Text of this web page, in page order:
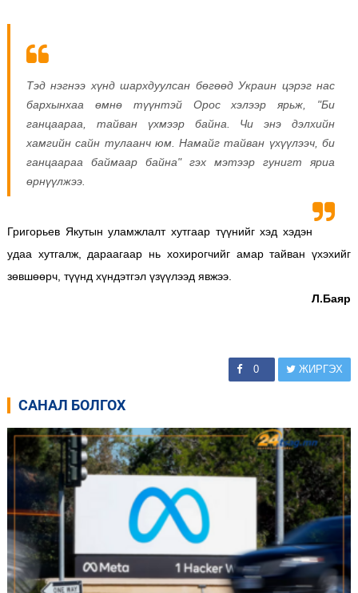
Тэд нэгнээ хүнд шархдуулсан бөгөөд Украин цэрэг нас
бархынхаа өмнө түүнтэй Орос хэлээр ярьж, "Би
ганцаараа, тайван үхмээр байна. Чи энэ дэлхийн
хамгийн сайн тулаанч юм. Намайг тайван үхүүлээч, би
ганцаараа баймаар байна" гэх мэтээр гунигт яриа
өрнүүлжээ.
Григорьев Якутын уламжлалт хутгаар түүнийг хэд хэдэн
удаа хутгалж, дараагаар нь хохирогчийг амар тайван үхэхийг
зөвшөөрч, түүнд хүндэтгэл үзүүлээд явжээ.
Л.Баяр
0 ЖИРГЭХ
САНАЛ БОЛГОХ